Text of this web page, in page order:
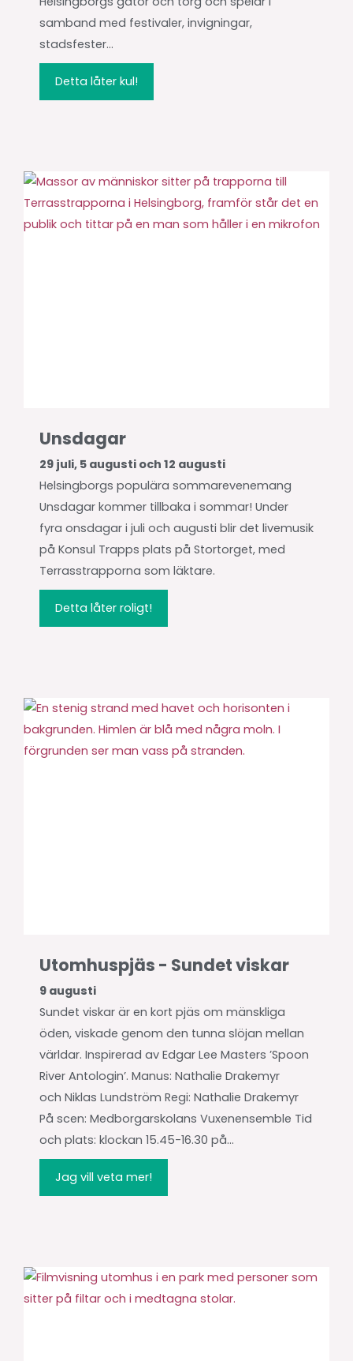
samband med festivaler, invigningar,
stadsfester...
Detta låter kul!
Unsdagar
29 juli, 5 augusti och 12 augusti
Helsingborgs populära sommarevenemang
Unsdagar kommer tillbaka i sommar! Under
fyra onsdagar i juli och augusti blir det livemusik
på Konsul Trapps plats på Stortorget, med
Terrasstrapporna som läktare.
Detta låter roligt!
Utomhuspjäs - Sundet viskar
9 augusti
Sundet viskar är en kort pjäs om mänskliga
öden, viskade genom den tunna slöjan mellan
världar. Inspirerad av Edgar Lee Masters ’Spoon
River Antologin’. Manus: Nathalie Drakemyr
och Niklas Lundström Regi: Nathalie Drakemyr
På scen: Medborgarskolans Vuxenensemble Tid
och plats: klockan 15.45-16.30 på...
Jag vill veta mer!